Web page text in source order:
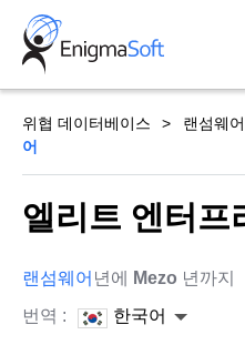
Skip
content
위협 데이터베이스 랜섬웨어
어
엘리트 엔터프
랜섬웨어 년에 Mezo 년까지
번역 :
한국어